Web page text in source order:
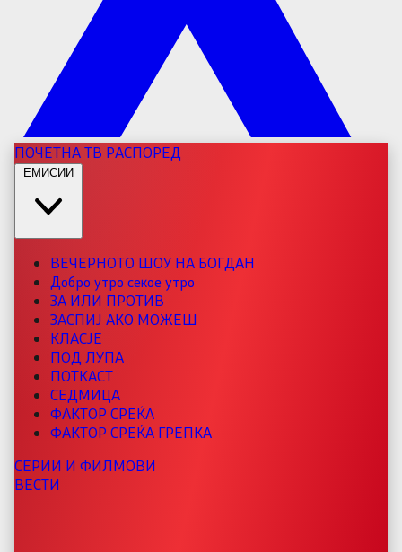
ПОЧЕТНАТВ РАСПОРЕД
ЕМИСИИ
ВЕЧЕРНОТО ШОУ НА БОГДАН
Добро утро секое утро
ЗА ИЛИ ПРОТИВ
ЗАСПИЈ АКО МОЖЕШ
КЛАСЈЕ
ПОД ЛУПА
ПОТКАСТ
СЕДМИЦА
ФАКТОР СРЕЌА
ФАКТОР СРЕЌА ГРЕПКА
СЕРИИ И ФИЛМОВИ
ВЕСТИ